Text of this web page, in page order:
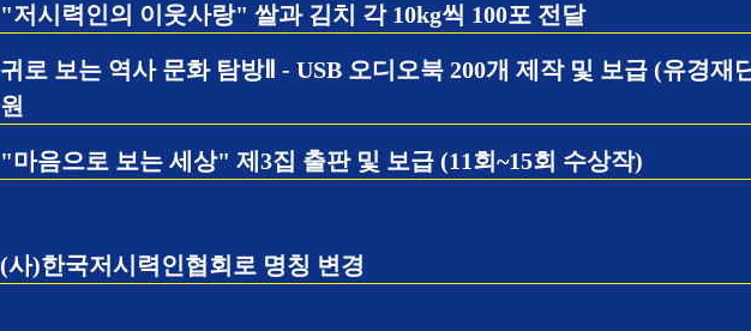
"저시력인의 이웃사랑" 쌀과 김치 각 10kg씩 100포 전달
귀로 보는 역사 문화 탐방Ⅱ - USB 오디오북 200개 제작 및 보급 (유경재
원
"마음으로 보는 세상" 제3집 출판 및 보급 (11회~15회 수상작)
(사)한국저시력인협회로 명칭 변경